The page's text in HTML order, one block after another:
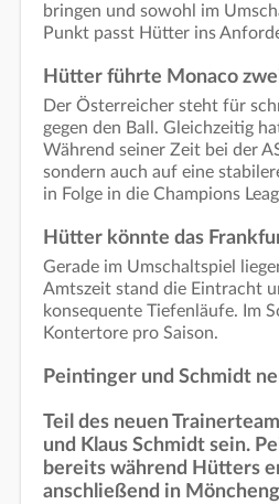
bringen und sowohl im
Punkt passt Hütter ins
Hütter führte Monaco
Der Österreicher steht für
gegen den Ball. Gleichzeitig
Während seiner Zeit bei der
sondern auch auf eine
in Folge in die Champions
Hütter könnte das
Gerade im Umschaltspiel
Amtszeit stand die Eintracht
konsequente Tiefenläufe. Im
Kontertore pro Saison.
Peintinger und Schmidt
Teil des neuen
und Klaus Schmidt sein.
bereits während Hütters
anschließend in